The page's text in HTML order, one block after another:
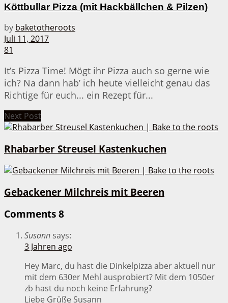
Köttbullar Pizza (mit Hackbällchen & Pilzen)
by baketotheroots
Juli 11, 2017
81
It’s Pizza Time! Mögt ihr Pizza auch so gerne wie
ich? Na dann hab’ ich heute vielleicht genau das
Richtige für euch... ein Rezept für...
Next Post
Rhabarber Streusel Kastenkuchen
Gebackener Milchreis mit Beeren
Comments 8
Susann says:
3 Jahren ago
Hey Marc, du hast die Dinkelpizza aber aktuell nur
mit dem 630er Mehl ausprobiert? Mit dem 1050er
zb hast du noch keine Erfahrung?
Liebe Grüße Susann